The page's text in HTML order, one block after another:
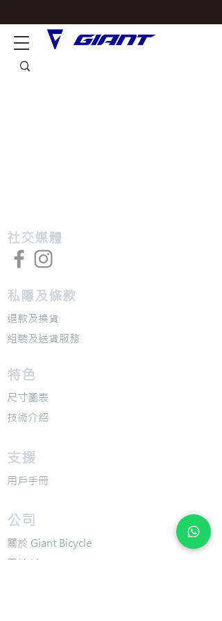
​社交媒體
私隱及條款
退款及換貨
​組裝及送貨服務
​特色
​尺寸圖表
​技術介紹
​支援
​用戶手冊
​公司
​關於 Giant Bicycle
​關於 Liv